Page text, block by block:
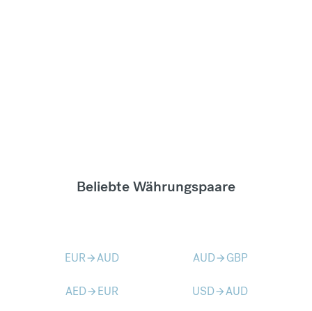
Beliebte Währungspaare
EURarrow_forwardAUD AUDarrow_forward GBP
AEDarrow_forward EUR USDarrow_forwardAUD